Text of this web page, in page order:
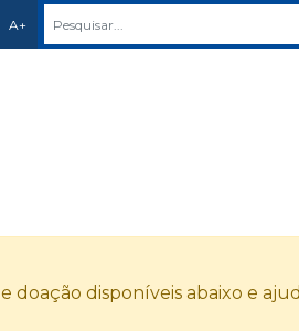
A+
doação disponíveis abaixo e